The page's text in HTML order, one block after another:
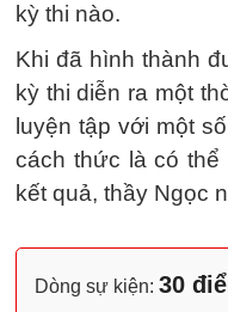
kỳ thi nào.
Khi đã hình thành
kỳ thi diễn ra một
luyện tập với một
cách thức là có thể
kết quả, thầy Ngọc
Dòng sự kiện: 30